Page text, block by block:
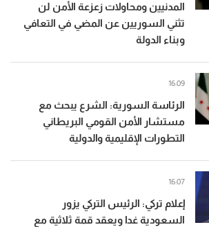
المدنيين ومحاولات زعزعة الأمن لن
تثني السوريين عن المضي في التعافي
وبناء الدولة
الرئاسة السورية: الشرع يبحث مع
مستشار الأمن القومي البريطاني
التطورات الإقليمية والدولية
16:09
إعلام تركي: الرئيس التركي يزور
السعودية غدا ويعقد قمة ثلاثية مع
16:07